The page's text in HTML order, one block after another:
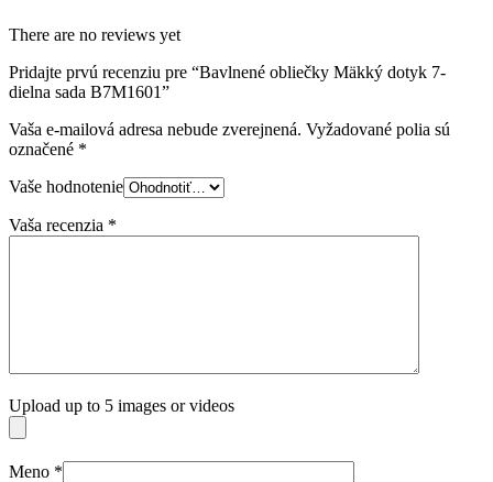
There are no reviews yet
Pridajte prvú recenziu pre “Bavlnené obliečky Mäkký dotyk 7-
dielna sada B7M1601”
Vaša e-mailová adresa nebude zverejnená. Vyžadované polia sú
označené *
Vaše hodnotenie
Vaša recenzia *
Upload up to 5 images or videos
Meno *